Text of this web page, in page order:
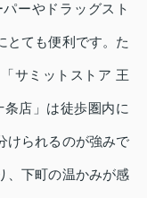
ーやドラッグスト
とても便利です。た
サミットストア 王
店」は徒歩圏内に
けられるのが強みで
、下町の温かみが感